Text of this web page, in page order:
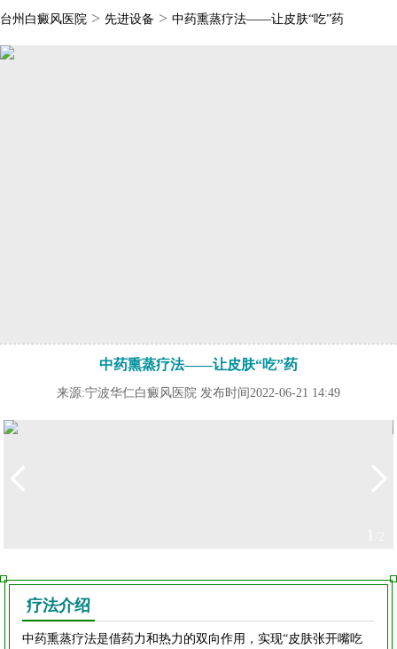
台州白癜风医院 > 先进设备 > 中药熏蒸疗法——让皮肤“吃”药
中药熏蒸疗法——让皮肤“吃”药
来源:宁波华仁白癜风医院 发布时间2022-06-21 14:49
疗法介绍
中药熏蒸疗法是借药力和热力的双向作用，实现“皮肤张开嘴吃